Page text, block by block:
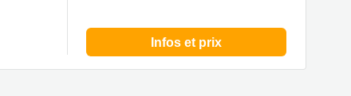
Infos et prix